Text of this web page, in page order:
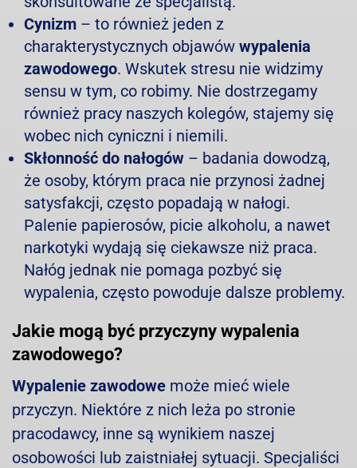
Cynizm – to również jeden z
charakterystycznych objawów wypalenia
zawodowego. Wskutek stresu nie widzimy
sensu w tym, co robimy. Nie dostrzegamy
również pracy naszych kolegów, stajemy się
wobec nich cyniczni i niemili.
Skłonność do nałogów – badania dowodzą,
że osoby, którym praca nie przynosi żadnej
satysfakcji, często popadają w nałogi.
Palenie papierosów, picie alkoholu, a nawet
narkotyki wydają się ciekawsze niż praca.
Nałóg jednak nie pomaga pozbyć się
wypalenia, często powoduje dalsze problemy.
Jakie mogą być przyczyny wypalenia
zawodowego?
Wypalenie zawodowe może mieć wiele
przyczyn. Niektóre z nich leża po stronie
pracodawcy, inne są wynikiem naszej
osobowości lub zaistniałej sytuacji. Specjaliści